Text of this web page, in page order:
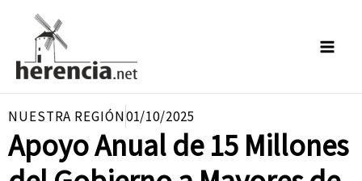
contenido
NUESTRA REGIÓN01/10/2025
Apoyo Anual de 15 Millones